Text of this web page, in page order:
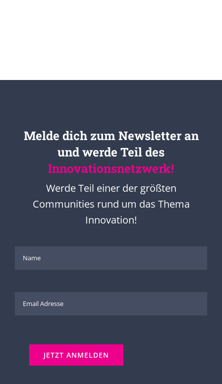
Melde dich zum Newsletter an
und werde Teil des
Innovationsnetzwerk!
Werde Teil einer der größten
Communities rund um das Thema
Innovation!